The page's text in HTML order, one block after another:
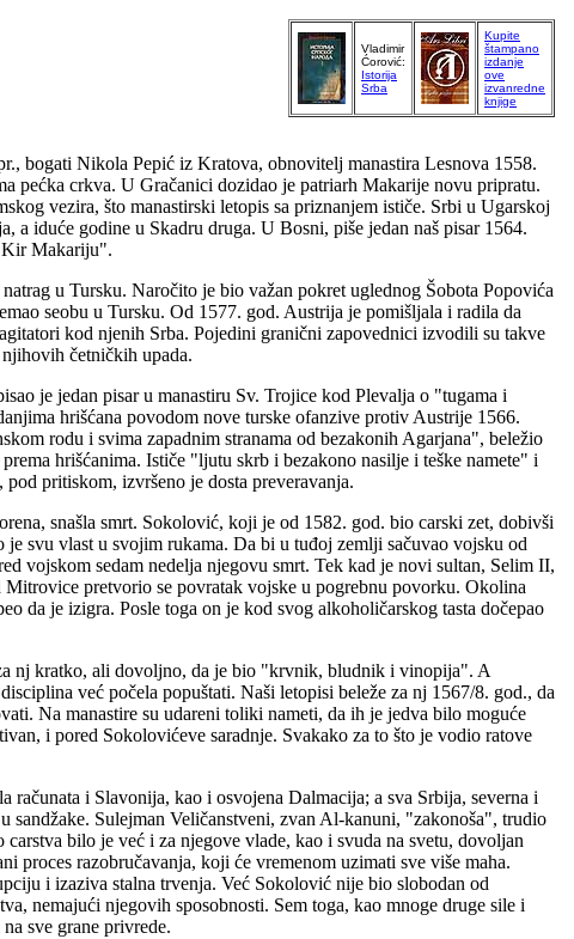
Vladimir
Ćorović:
Istorija
Srba
Kupite
štampano
izdanje
ove
izvanredne
knjige
bogati Nikola Pepić iz Kratova, obnovitelj manastira Lesnova 1558.
pećka crkva. U Gračanici dozidao je patriarh Makarije novu pripratu.
vezira, što manastirski letopis sa priznanjem ističe. Srbi u Ugarskoj
a iduće godine u Skadru druga. U Bosni, piše jedan naš pisar 1564.
Kir Makariju".
u Tursku. Naročito je bio važan pokret uglednog Šobota Popovića
seobu u Tursku. Od 1577. god. Austrija je pomišljala i radila da
kod njenih Srba. Pojedini granični zapovednici izvodili su takve
četničkih upada.
je jedan pisar u manastiru Sv. Trojice kod Plevalja o "tugama i
hrišćana povodom nove turske ofanzive protiv Austrije 1566.
rodu i svima zapadnim stranama od bezakonih Agarjana", beležio
hrišćanima. Ističe "ljutu skrb i bezakono nasilje i teške namete" i
pritiskom, izvršeno je dosta preveravanja.
snašla smrt. Sokolović, koji je od 1582. god. bio carski zet, dobivši
svu vlast u svojim rukama. Da bi u tuđoj zemlji sačuvao vojsku od
vojskom sedam nedelja njegovu smrt. Tek kad je novi sultan, Selim II,
pretvorio se povratak vojske u pogrebnu povorku. Okolina
da je izigra. Posle toga on je kod svog alkoholičarskog tasta dočepao
nj kratko, ali dovoljno, da je bio "krvnik, bludnik i vinopija". A
već počela popuštati. Naši letopisi beleže za nj 1567/8. god., da
Na manastire su udareni toliki nameti, da ih je jedva bilo moguće
i pored Sokolovićeve saradnje. Svakako za to što je vodio ratove
i Slavonija, kao i osvojena Dalmacija; a sva Srbija, severna i
sandžake. Sulejman Veličanstveni, zvan Al-kanuni, "zakonoša", trudio
bilo je već i za njegove vlade, kao i svuda na svetu, dovoljan
proces razobručavanja, koji će vremenom uzimati sve više maha.
i izaziva stalna trvenja. Već Sokolović nije bio slobodan od
nemajući njegovih sposobnosti. Sem toga, kao mnoge druge sile i
sve grane privrede.